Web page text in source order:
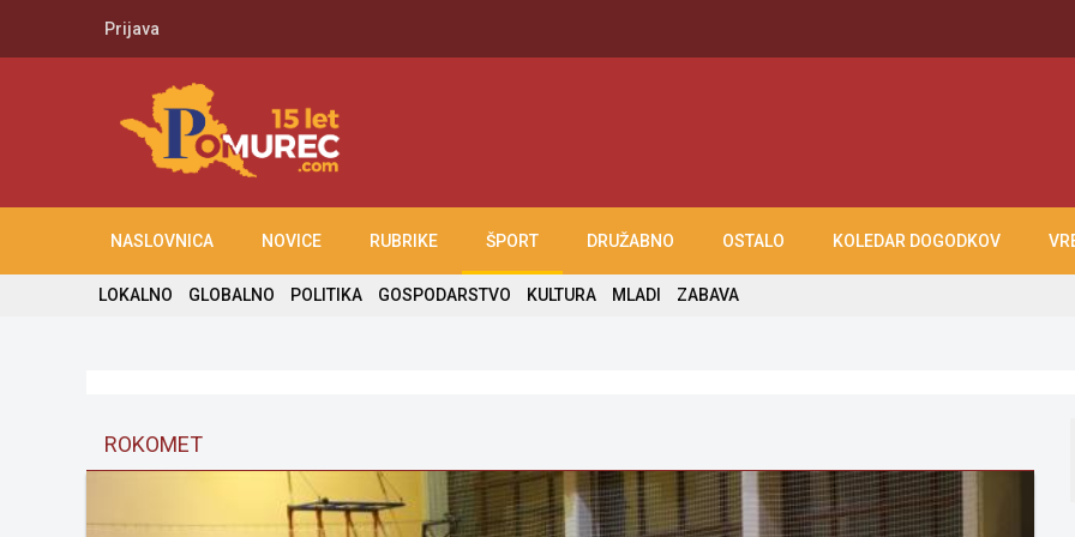
Prijava
NASLOVNICA NOVICE RUBRIKE ŠPORT DRUŽABNO OSTALO KOLEDAR DOGODKOV
LOKALNO GLOBALNO POLITIKA GOSPODARSTVO KULTURA MLADI ZABAVA
ROKOMET